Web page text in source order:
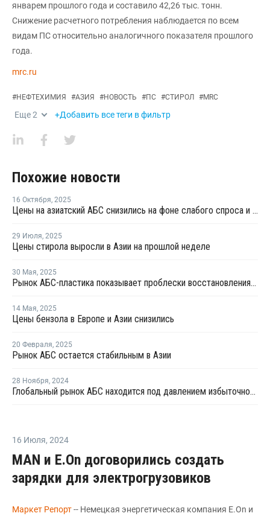
январем прошлого года и составило 42,26 тыс. тонн.
Снижение расчетного потребления наблюдается по всем
видам ПС относительно аналогичного показателя прошлого
года.
mrc.ru
#НЕФТЕХИМИЯ #АЗИЯ #НОВОСТЬ #ПС #СТИРОЛ #MRC
Еще2 +Добавить все теги в фильтр
Похожие новости
16 Октября, 2025
Цены на азиатский АБС снизились на фоне слабого спроса и больших запасов
29 Июля, 2025
Цены стирола выросли в Азии на прошлой неделе
30 Мая, 2025
Рынок АБС-пластика показывает проблески восстановления на фоне избыточного предложения
14 Мая, 2025
Цены бензола в Европе и Азии снизились
20 Февраля, 2025
Рынок АБС остается стабильным в Азии
28 Ноября, 2024
Глобальный рынок АБС находится под давлением избыточного предложения и слабого спроса
16 Июля, 2024
MAN и E.On договорились создать
зарядки для электрогрузовиков
Маркет Репорт-- Немецкая энергетическая компания E.On и